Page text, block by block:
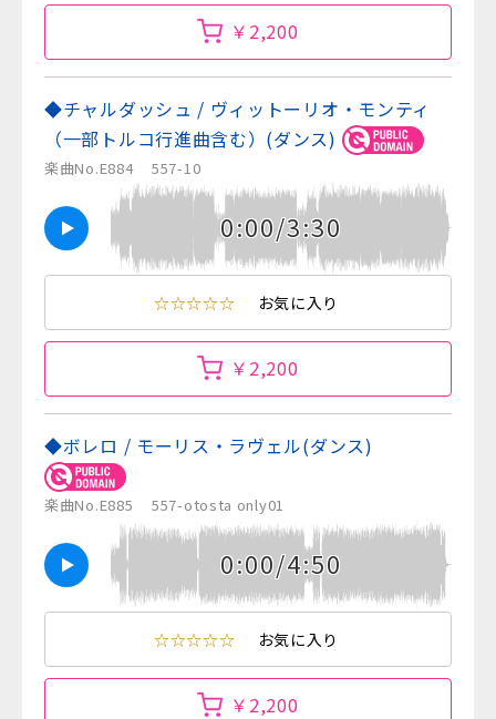
￥2,200
◆チャルダッシュ / ヴィットーリオ・モンティ
（一部トルコ行進曲含む）(ダンス)
楽曲No.E884 557-10
0:00/3:30
☆☆☆☆☆ お気に入り
￥2,200
◆ボレロ / モーリス・ラヴェル(ダンス)
楽曲No.E885 557-otosta only01
0:00/4:50
☆☆☆☆☆ お気に入り
￥2,200